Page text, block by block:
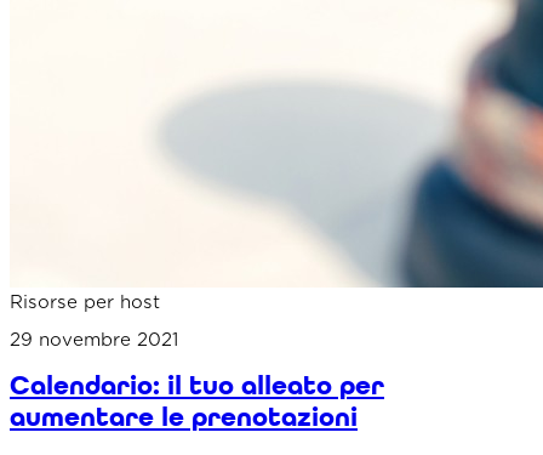
Risorse per host
29 novembre 2021
Calendario: il tuo alleato per
aumentare le prenotazioni